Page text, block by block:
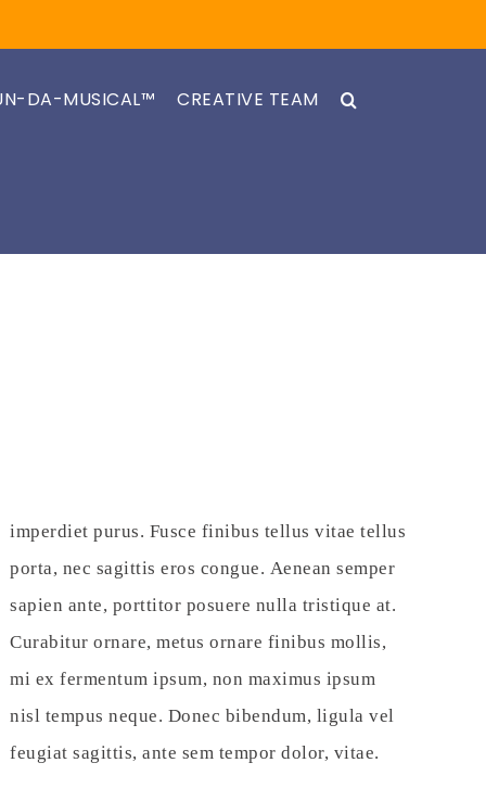
DA-MUSICAL™ CREATIVE TEAM
imperdiet purus. Fusce finibus tellus vitae tellus
porta, nec sagittis eros congue. Aenean semper
sapien ante, porttitor posuere nulla tristique at.
Curabitur ornare, metus ornare finibus mollis,
mi ex fermentum ipsum, non maximus ipsum
nisl tempus neque. Donec bibendum, ligula vel
feugiat sagittis, ante sem tempor dolor, vitae.